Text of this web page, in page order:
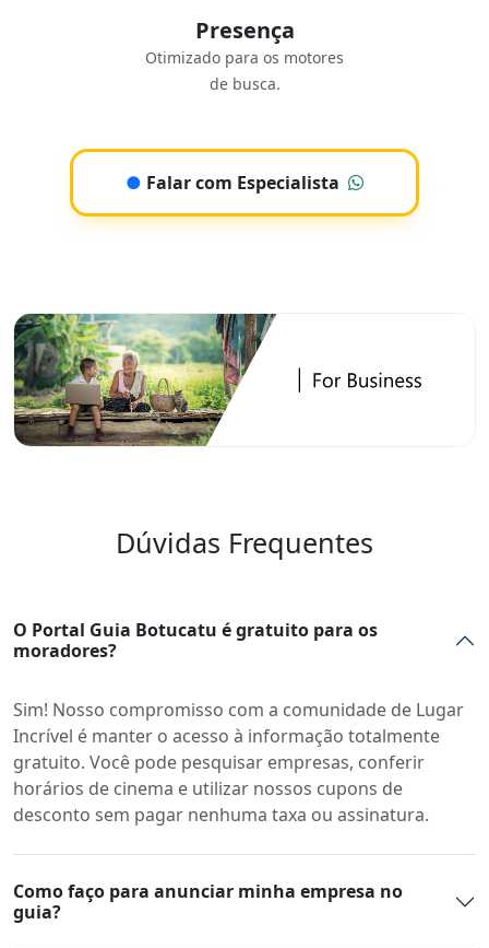
Presença
Otimizado para os motores
de busca.
● Falar com Especialista
Dúvidas Frequentes
O Portal Guia Botucatu é gratuito para os
moradores?
Sim! Nosso compromisso com a comunidade de Lugar
Incrível é manter o acesso à informação totalmente
gratuito. Você pode pesquisar empresas, conferir
horários de cinema e utilizar nossos cupons de
desconto sem pagar nenhuma taxa ou assinatura.
Como faço para anunciar minha empresa no
guia?